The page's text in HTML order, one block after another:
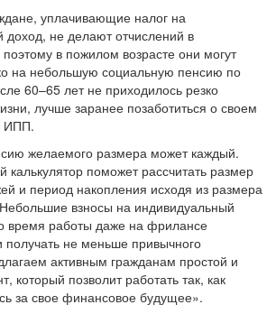
уплачивающие налог на
не делают отчислений в
в пожилом возрасте они могут
на небольшую социальную пенсию по
60–65 лет не приходилось резко
лучше заранее позаботиться о своем
ИПП.
желаемого размера может каждый.
калькулятор поможет рассчитать размер
и период накопления исходя из размера
взносы на индивидуальный
время работы даже на фрилансе
получать не меньше привычного
активным гражданам простой и
который позволит работать так, как
за свое финансовое будущее».